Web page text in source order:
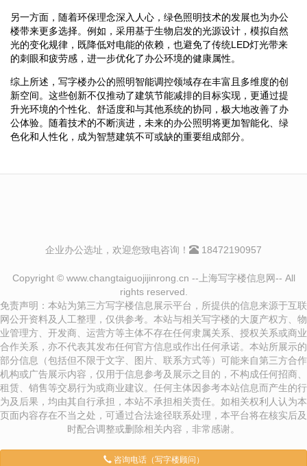
另一方面，随着环保理念深入人心，绿色照明技术的发展也为办公
楼带来更多选择。例如，采用基于生物启发的光源设计，模拟自然
光的变化规律，既降低对电能的依赖，也避免了传统LED灯光带来
的刺眼和疲劳感，进一步优化了办公环境的健康属性。
综上所述，写字楼办公的照明智能调控领域存在丰富且多维度的创
新空间。这些创新不仅推动了建筑节能减排的目标实现，更通过提
升光环境的个性化、舒适度和与其他系统的协同，极大地改善了办
公体验。随着技术的不断演进，未来的办公照明将更加智能化、绿
色化和人性化，成为智慧建筑不可或缺的重要组成部分。
企业办公选址，欢迎您致电咨询！ 18472190957
Copyright © www.changtaiguojijinrong.cn --上海写字楼信息网-- All
rights reserved.
免责声明：本站为第三方写字楼信息展示平台，所提供的信息来源于互联
网公开资料及人工整理，仅供参考。本站与相关写字楼的大厦产权方、物
业管理方、开发商、运营方等主体不存在任何隶属关系、授权关系或商业
合作关系，亦不代表其发布任何官方信息或作出任何承诺。本站所展示的
部分信息（包括但不限于文字、图片、联系方式等）可能来自第三方合作
机构或广告展示内容，仅用于信息参考及展示之目的，不构成任何招商、
租赁、销售等交易行为或商业建议。任何主体因参考本站信息而产生的行
为及后果，均由其自行承担，本站不承担相关责任。如相关权利人认为本
页面内容存在不当之处，可通过合法途径联系处理，本平台将在核实后及
时配合调整或删除相关内容，非常感谢。
咨询电话（写字楼顾问）